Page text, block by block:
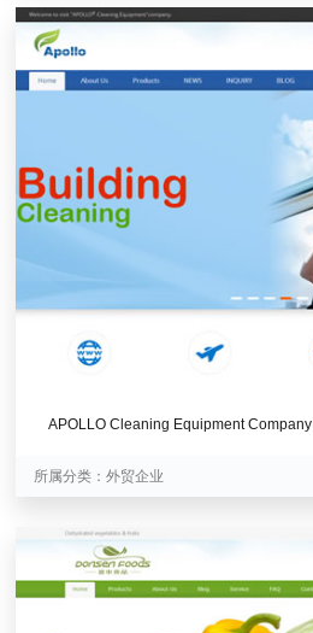
APOLLO Cleaning Equipment Company
所属分类：外贸企业